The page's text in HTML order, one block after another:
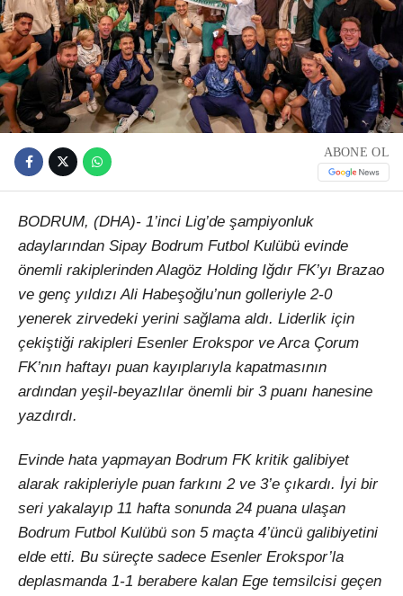
ABONE OL
BODRUM, (DHA)- 1’inci Lig’de şampiyonluk
adaylarından Sipay Bodrum Futbol Kulübü evinde
önemli rakiplerinden Alagöz Holding Iğdır FK’yı Brazao
ve genç yıldızı Ali Habeşoğlu’nun golleriyle 2-0
yenerek zirvedeki yerini sağlama aldı. Liderlik için
çekiştiği rakipleri Esenler Erokspor ve Arca Çorum
FK’nın haftayı puan kayıplarıyla kapatmasının
ardından yeşil-beyazlılar önemli bir 3 puanı hanesine
yazdırdı.
Evinde hata yapmayan Bodrum FK kritik galibiyet
alarak rakipleriyle puan farkını 2 ve 3’e çıkardı. İyi bir
seri yakalayıp 11 hafta sonunda 24 puana ulaşan
Bodrum Futbol Kulübü son 5 maçta 4’üncü galibiyetini
elde etti. Bu süreçte sadece Esenler Erokspor’la
deplasmanda 1-1 berabere kalan Ege temsilcisi geçen